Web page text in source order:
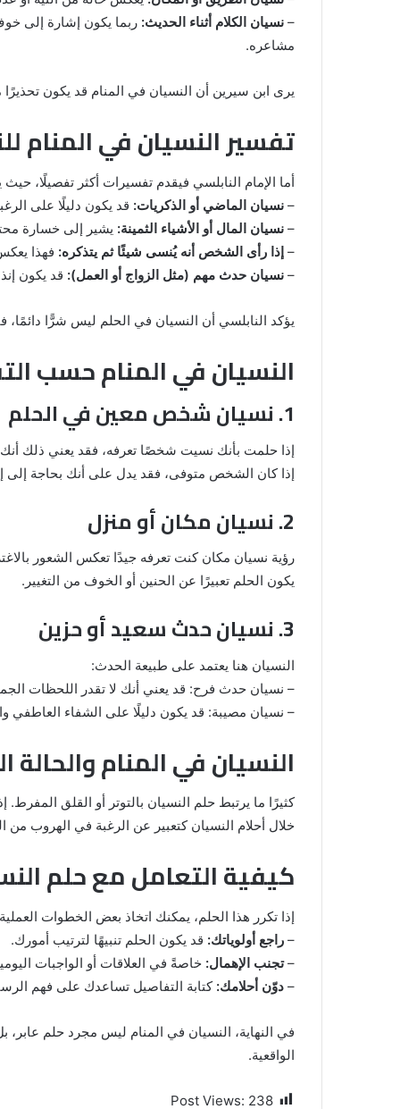
– نسيان الكلام أثناء الحديث: ربما يكون إشارة إلى
مشاعره.
يرى ابن سيرين أن النسيان في المنام قد يكون
تفسير النسيان في المنام
أما الإمام النابلسي فيقدم تفسيرات أكثر تفصيلًا،
– نسيان الماضي أو الذكريات: قد يكون دليلًا على
– نسيان المال أو الأشياء الثمينة: يشير إلى خسارة
– إذا رأى الشخص أنه يُنسى شيئًا ثم يتذكره: فهذا
– نسيان حدث مهم (مثل الزواج أو العمل): قد يكون
يؤكد النابلسي أن النسيان في الحلم ليس شرًّا دائمًا،
النسيان في المنام حسب
1. نسيان شخص معين في الحلم
إذا حلمت بأنك نسيت شخصًا تعرفه، فقد يعني ذلك أنك
إذا كان الشخص متوفى، فقد يدل على أنك بحاجة
2. نسيان مكان أو منزل
رؤية نسيان مكان كنت تعرفه جيدًا تعكس الشعور
يكون الحلم تعبيرًا عن الحنين أو الخوف من التغيير.
3. نسيان حدث سعيد أو حزين
النسيان هنا يعتمد على طبيعة الحدث:
– نسيان حدث فرح: قد يعني أنك لا تقدر اللحظات
– نسيان مصيبة: قد يكون دليلًا على الشفاء العاطفي
النسيان في المنام والحالة
كثيرًا ما يرتبط حلم النسيان بالتوتر أو القلق
خلال أحلام النسيان كتعبير عن الرغبة في الهروب من
كيفية التعامل مع حلم
إذا تكرر هذا الحلم، يمكنك اتخاذ بعض الخطوات
– راجع أولوياتك: قد يكون الحلم تنبيهًا لترتيب أمورك.
–تجنب الإهمال: خاصةً في العلاقات أو الواجبات
– دوّن أحلامك: كتابة التفاصيل تساعدك على فهم
في النهاية، النسيان في المنام ليس مجرد حلم عابر،
الواقعية.
Post Views: 238
ابن
سيرين
والنابلسي
رؤية الحمام المتسخ بالبراز في
دلالات وتفسيرات ابن سيرين